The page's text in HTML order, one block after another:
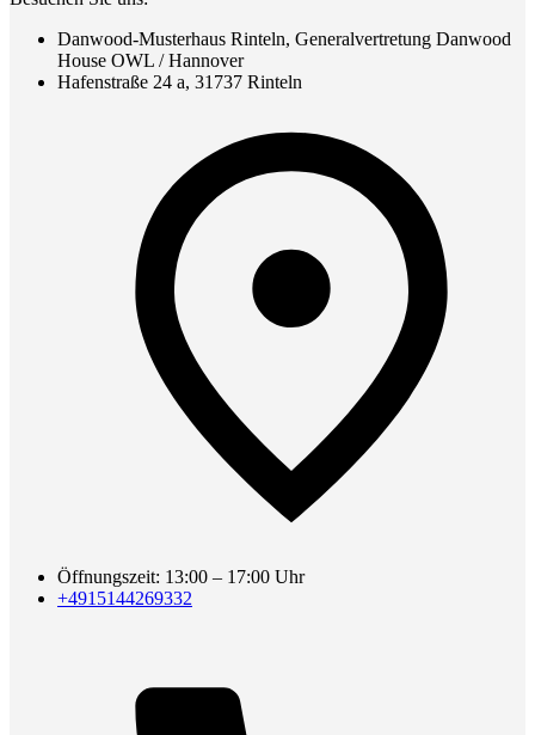
Danwood-Musterhaus Rinteln, Generalvertretung Danwood
House OWL / Hannover
Hafenstraße 24 a, 31737 Rinteln
Öffnungszeit: 13:00 – 17:00 Uhr
+4915144269332